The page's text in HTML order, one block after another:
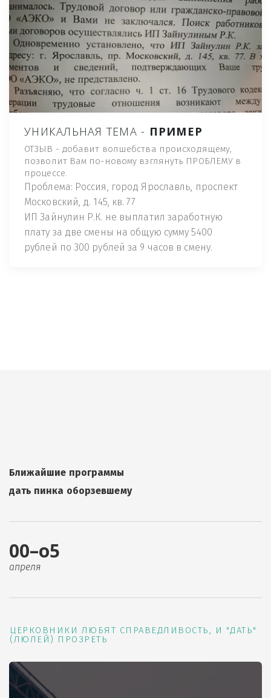
УНИКАЛЬНАЯ ТЕМА - ПРИМЕР
ОТЗЫВ - добавит волшебства происходящему,
позволит Вам по-новому взглянуть ПРОБЛЕМУ в
процессе.
Проблема: Россия, город Ярославль, проспект
Московский, д. 145, кв. 77
ИП Зайнулин Р.К. не выплатил заработную
плату за две смены на общую сумму 5400
рублей по 300 рублей за 9 часов в смену.
Ближайшие программы
дать пинка оборзевшему
00–о5
апреля
ЦЕРКОВНИКИ ЛЮБЯТ СПРАВЕДЛИВОСТЬ, И "ДАТЬ"
(ЛЮЛЕЙ) ПРОЗРЕТЬ